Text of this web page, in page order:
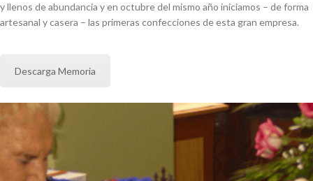
y llenos de abundancia y en octubre del mismo año iniciamos – de forma
artesanal y casera – las primeras confecciones de esta gran empresa.
Descarga Memoria